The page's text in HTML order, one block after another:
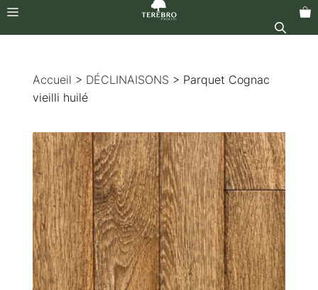
contenu
Menu
Accueil > DÉCLINAISONS > Parquet Cognac
vieilli huilé